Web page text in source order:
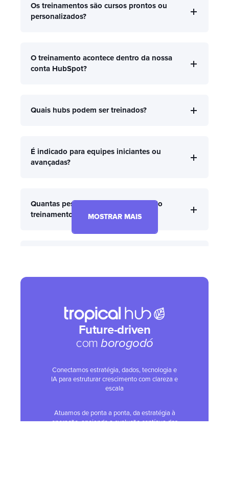
Os treinamentos são cursos prontos ou
personalizados?
O treinamento acontece dentro da nossa
conta HubSpot?
Quais hubs podem ser treinados?
É indicado para equipes iniciantes ou
avançadas?
Quantas pessoas podem participar do
treinamento?
Vocês entregam materiais de apoio?
O treinamento substitui a implementação
MOSTRAR MAIS
Future-driven
comborogodó
Conectamos estratégia, dados, tecnologia e
IA para estruturar crescimento com clareza e
escala
Atuamos de ponta a ponta, da estratégia à
operação, apoiando a evolução contínua dos